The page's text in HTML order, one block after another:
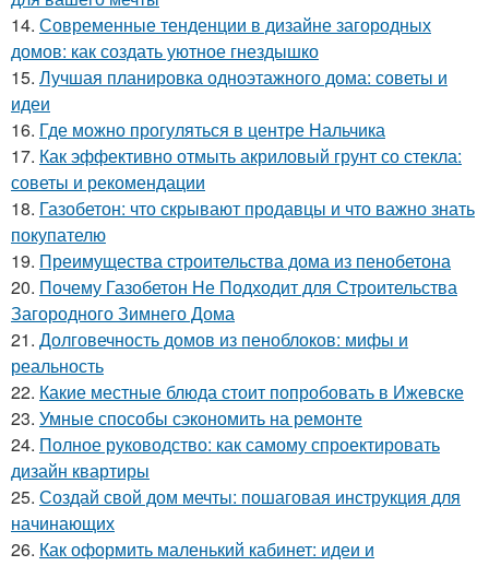
14. Современные тенденции в дизайне загородных
домов: как создать уютное гнездышко
15. Лучшая планировка одноэтажного дома: советы и
идеи
16. Где можно прогуляться в центре Нальчика
17. Как эффективно отмыть акриловый грунт со стекла:
советы и рекомендации
18. Газобетон: что скрывают продавцы и что важно знать
покупателю
19. Преимущества строительства дома из пенобетона
20. Почему Газобетон Не Подходит для Строительства
Загородного Зимнего Дома
21. Долговечность домов из пеноблоков: мифы и
реальность
22. Какие местные блюда стоит попробовать в Ижевске
23. Умные способы сэкономить на ремонте
24. Полное руководство: как самому спроектировать
дизайн квартиры
25. Создай свой дом мечты: пошаговая инструкция для
начинающих
26. Как оформить маленький кабинет: идеи и